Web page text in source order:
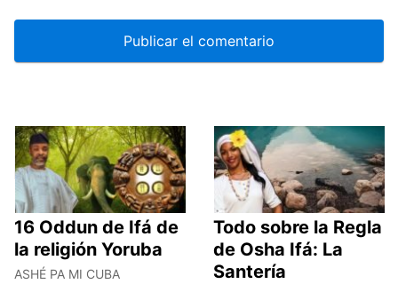
16 Oddun de Ifá de
la religión Yoruba
ASHÉ PA MI CUBA
Todo sobre la Regla
de Osha Ifá: La
Santería